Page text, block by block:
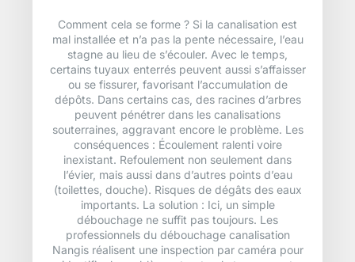
Comment cela se forme ? Si la canalisation est
mal installée et n’a pas la pente nécessaire, l’eau
stagne au lieu de s’écouler. Avec le temps,
certains tuyaux enterrés peuvent aussi s’affaisser
ou se fissurer, favorisant l’accumulation de
dépôts. Dans certains cas, des racines d’arbres
peuvent pénétrer dans les canalisations
souterraines, aggravant encore le problème. Les
conséquences : Écoulement ralenti voire
inexistant. Refoulement non seulement dans
l’évier, mais aussi dans d’autres points d’eau
(toilettes, douche). Risques de dégâts des eaux
importants. La solution : Ici, un simple
débouchage ne suffit pas toujours. Les
professionnels du débouchage canalisation
Nangis réalisent une inspection par caméra pour